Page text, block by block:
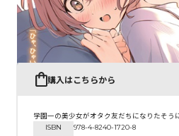
購入はこちらから
学園一の美少女がオタク友だちになりたそう
ISBN
978-4-8240-1720-8